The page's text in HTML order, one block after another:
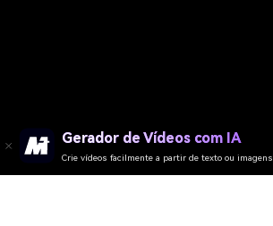
Gerador de Vídeos com IA
Crie vídeos facilmente a partir de texto ou imagens